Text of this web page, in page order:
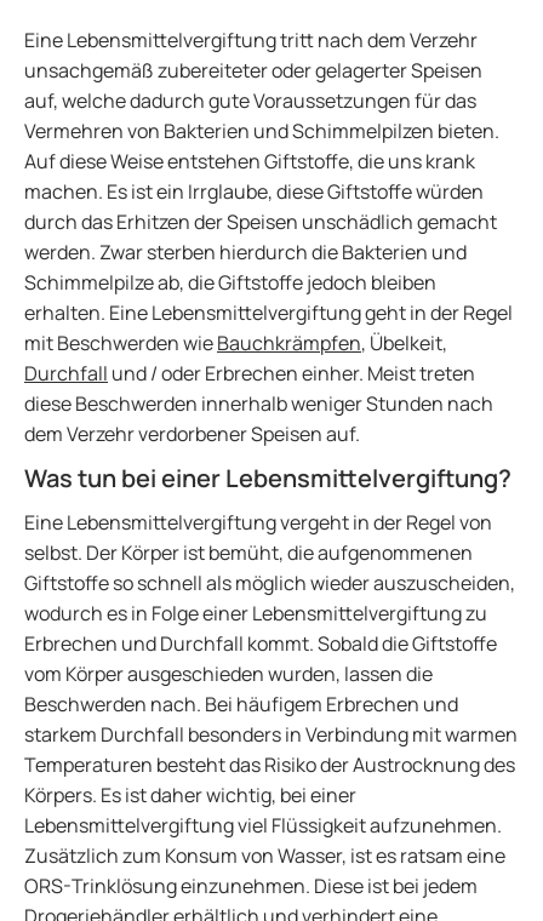
Eine Lebensmittelvergiftung tritt nach dem Verzehr
unsachgemäß zubereiteter oder gelagerter Speisen
auf, welche dadurch gute Voraussetzungen für das
Vermehren von Bakterien und Schimmelpilzen bieten.
Auf diese Weise entstehen Giftstoffe, die uns krank
machen. Es ist ein Irrglaube, diese Giftstoffe würden
durch das Erhitzen der Speisen unschädlich gemacht
werden. Zwar sterben hierdurch die Bakterien und
Schimmelpilze ab, die Giftstoffe jedoch bleiben
erhalten. Eine Lebensmittelvergiftung geht in der Regel
mit Beschwerden wieBauchkrämpfen, Übelkeit,
Durchfall und / oder Erbrechen einher. Meist treten
diese Beschwerden innerhalb weniger Stunden nach
dem Verzehr verdorbener Speisen auf.
Was tun bei einer Lebensmittelvergiftung?
Eine Lebensmittelvergiftung vergeht in der Regel von
selbst. Der Körper ist bemüht, die aufgenommenen
Giftstoffe so schnell als möglich wieder auszuscheiden,
wodurch es in Folge einer Lebensmittelvergiftung zu
Erbrechen und Durchfall kommt. Sobald die Giftstoffe
vom Körper ausgeschieden wurden, lassen die
Beschwerden nach. Bei häufigem Erbrechen und
starkem Durchfall besonders in Verbindung mit warmen
Temperaturen besteht das Risiko der Austrocknung des
Körpers. Es ist daher wichtig, bei einer
Lebensmittelvergiftung viel Flüssigkeit aufzunehmen.
Zusätzlich zum Konsum von Wasser, ist es ratsam eine
ORS-Trinklösung einzunehmen. Diese ist bei jedem